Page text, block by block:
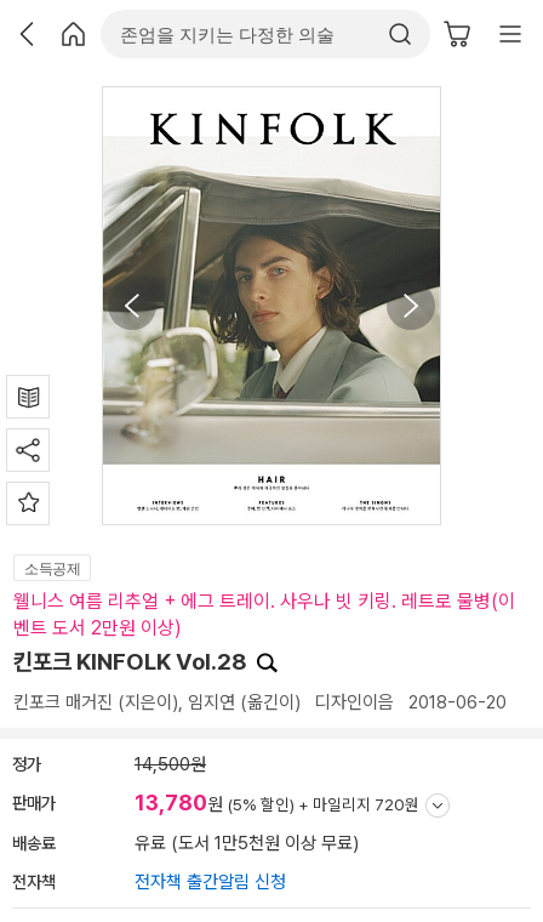
소득공제
웰니스 여름 리추얼 + 에그 트레이. 사우나 빗 키링. 레트로 물병(이
벤트 도서 2만원 이상)
킨포크 KINFOLK Vol.28
킨포크 매거진 (지은이), 임지연 (옮긴이) 디자인이음 2018-06-20
정가 14,500원
판매가 13,780원 (5% 할인) + 마일리지 720원
배송료 유료 (도서 1만5천원 이상 무료)
전자책 전자책 출간알림 신청